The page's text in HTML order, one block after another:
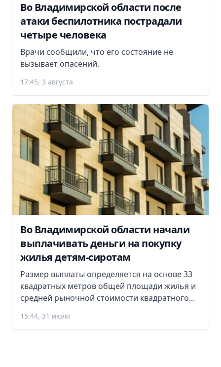
Во Владимирской области после
атаки беспилотника пострадали
четыре человека
Врачи сообщили, что его состояние не
вызывает опасений.
17:45, 3 августа
Во Владимирской области начали
выплачивать деньги на покупку
жилья детям-сиротам
Размер выплаты определяется на основе 33
квадратных метров общей площади жилья и
средней рыночной стоимости квадратного...
15:44, 31 июля